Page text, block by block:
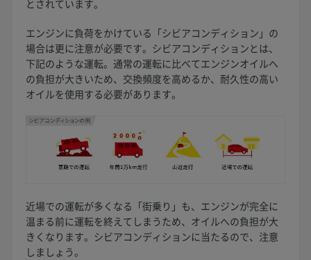
とされています。
エンジンに負荷をかけている「シビアコンディション」の
場合は更に注意が必要です。シビアコンディションとは、
下記のような運転。通常の運転に比べてエンジンオイルへ
の負担が大きいため、交換頻度を高めるか、耐久性の高い
オイルを使用する必要があります。
近場での運転が多くなる「街乗り」も、エンジンが完全に
温まる前に運転を終えてしまうため、オイルへの負担が大
きくなります。シビアコンディションに当たるので、注意
しましょう。